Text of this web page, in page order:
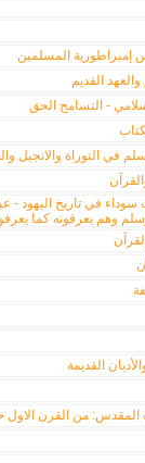
المسلمين
القديم
- التسامح الحق
في التوراة والانجيل
في تاريخ اليهود -
وهم يعرفونه كما
القديمة
المقدس: من القرن